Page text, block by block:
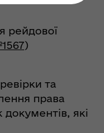
рейдової
)
та
права
які